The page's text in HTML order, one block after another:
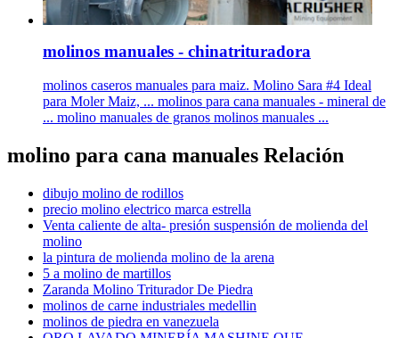
molinos manuales - chinatrituradora
molinos caseros manuales para maiz. Molino Sara #4 Ideal
para Moler Maiz, ... molinos para cana manuales - mineral de
... molino manuales de granos molinos manuales ...
molino para cana manuales Relación
dibujo molino de rodillos
precio molino electrico marca estrella
Venta caliente de alta- presión suspensión de molienda del
molino
la pintura de molienda molino de la arena
5 a molino de martillos
Zaranda Molino Triturador De Piedra
molinos de carne industriales medellin
molinos de piedra en vanezuela